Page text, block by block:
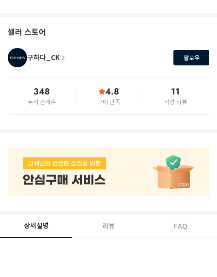
셀러 스토어
구하다_CK 팔로우
348
누적 판매수
4.8
구매 만족
11
작성 리뷰
상세설명 리뷰 FAQ